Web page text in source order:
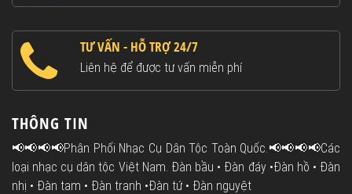
TƯ VẤN - HỖ TRỢ 24/7
Liên hệ để được tư vấn miễn phí
THÔNG TIN
📢📢📢📢Phân Phối Nhạc Cụ Dân Tộc Toàn Quốc.📢📢📢📢Các
loại nhạc cụ dân tộc Việt Nam. Đàn bầu • Đàn đáy •Đàn hồ • Đàn
nhị • Đàn tam • Đàn tranh •Đàn tứ • Đàn nguyệt